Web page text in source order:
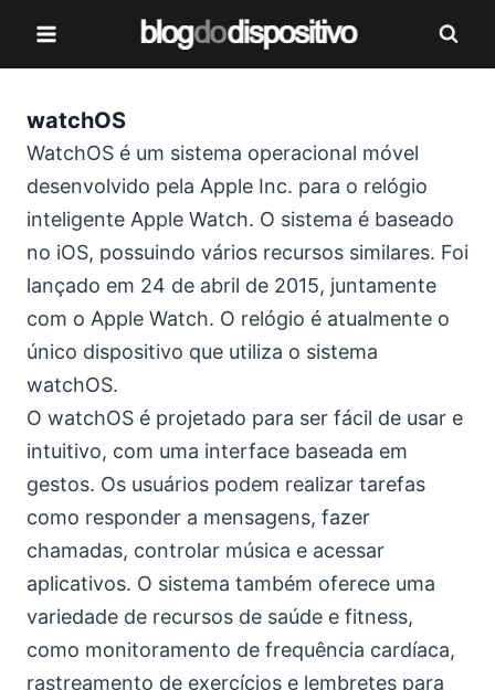
para
o
Conteúdo
watchOS
WatchOS é um sistema operacional móvel
desenvolvido pela Apple Inc. para o relógio
inteligente Apple Watch. O sistema é baseado
no iOS, possuindo vários recursos similares. Foi
lançado em 24 de abril de 2015, juntamente
com o Apple Watch. O relógio é atualmente o
único dispositivo que utiliza o sistema
watchOS.
O watchOS é projetado para ser fácil de usar e
intuitivo, com uma interface baseada em
gestos. Os usuários podem realizar tarefas
como responder a mensagens, fazer
chamadas, controlar música e acessar
aplicativos. O sistema também oferece uma
variedade de recursos de saúde e fitness,
como monitoramento de frequência cardíaca,
rastreamento de exercícios e lembretes para